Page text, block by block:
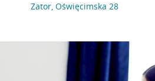
Zator, Oświęcimska 28